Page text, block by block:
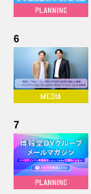
6
7